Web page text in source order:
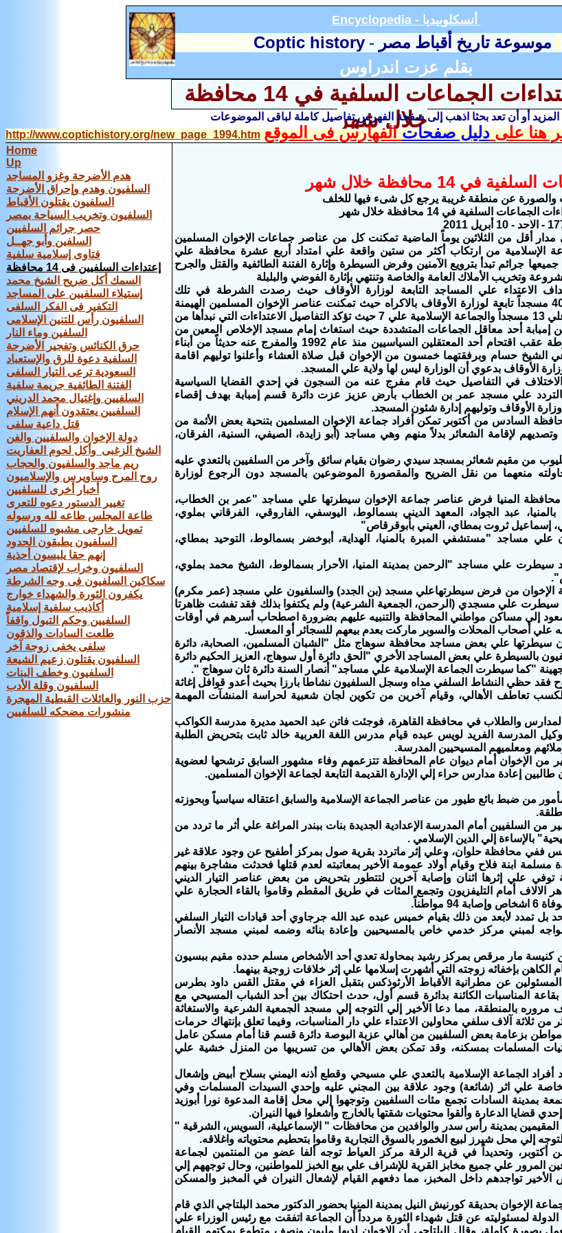
Encyclopedia - أنسكلوبيديا
موسوعة تاريخ أقباط مصر-
Coptic history
بقلم عزت اندراوس
اعتداءات الجماعات السلفية في 14 محافظة
خلال شهر
أو أن تعد بحثا اذهب إلى صفحة الفهرس تفاصيل كاملة لباقى الموضوعات
هنا علىدليل صفحاتالفهارس فى الموقع http://www.coptichistory.org/new_page_1994.htm
Home
Up
هدم الأضرحة وغزو المساجد
السلفيون وهدم وإحراق الأضرحة
السلفيون يقتلون الأقباط
السلفيون وتخريب السياحة بمصر
حصر جرائم السلفيين
السلفين وأبو جهــل
فتاوى إسلامية سلفية
إعتداءات السلفيين فى 14 محافظة
السمك أكل ضريح الشيخ محمد
إستيلاء السلفيين على المساجد
التكفير فى الفكر السلفى
السلفيون رأس للتنين الإسلامى
السلفين وماء النار
حرق الكنائس وتفجير الأضرحة
السلفية دعوة للرق والإستعباد
السعودية ترعى التيار السلفى
الفتنة الطائفية جريمة سلفية
السلفيين وإغتيال محمد الدريني
السلفيين يعتقدون أنهم الإسلام
قتل داعية سلفى
دولة الإخوان والسلفيين والفن
الشيخ الزغبى وأكل لحوم العفاريت
ريم ماجد والسلفيون والحجاب
روح المرح وساويرس والإسلاميون
أخبار أخرى للسلفيين
تغيير الدستور دعوه للتعرى
طاعة المجلس طاعه لله ورسوله
تمويل خارجى مشبوه للسلفيين
السلفيون يطبقون الحدود
إنهم حقا يلبسون أحذية
السلفيون وخراب لإقتصاد مصر
سكاكين السلفيون فى وجه الشرطة
يكفرون الثورة والشهداء خوارج
أكاذيب سلفية إسلامية
السلفيين وحكم التبول واقفاً
طلعت السادات والذقون
سلفى يخفى زوجة آخر
السلفيون يقتلون زعيم الشيعة
السلفيون وخطف البنات
السلفيون وقلة الأدب
حزب النور والعائلات القبطية المهجرة
منشورات مضحكه للسلفيين
في 14 محافظة خلال شهر
والصورة عن منطقة غريبة يرجع كل شىء فيها للخلف
السلفية في 14 محافظة خلال شهر
أقل من الثلاثين يوماً الماضية تمكنت كل من عناصر جماعات الإخوان المسلمين
الإسلامية من ارتكاب أكثر من ستين واقعة علي امتداد أربع عشرة محافظة علي
جرائم تبدأ بترويع الآمنين وفرض السيطرة وإثارة الفتنة الطائفية والقتل والجرح
وتخريب الأملاك العامة والخاصة وتنتهي بإثارة الفوضي والبلبلة
الاعتداء علي المساجد التابعة لوزارة الأوقاف حيث رصدت الشرطة في تلك
المحافظات التعدي علي 40 مسجداً تابعة لوزارة الأوقاف بالاكراه حيث تمكنت عناصر الإخوان المسلمين الهيمنة
علي 20 منها والسلفيون علي 13 مسجداً والجماعة الإسلامية علي 7 حيث تؤكد التفاصيل الاعتداءات التي نبدأها من
إمبابة أحد معاقل الجماعات المتشددة حيث استغاث إمام مسجد الإخلاص المعين من
قبل وزارة الأوقاف بالشرطة عقب اقتحام أحد المعتقلين السياسيين منذ عام 1992 والمفرج عنه حديثاً من أبناء
حسام وبرفقتهما خمسون من الإخوان قبل صلاة العشاء وأعلنوا توليهم اقامة
وزارة الأوقاف بدعوي أن الوزارة ليس لها ولاية علي المسجد.
في التفاصيل حيث قام مفرج عنه من السجون في إحدي القضايا السياسية
علي مسجد عمر بن الخطاب بأرض عزيز عزت دائرة قسم إمبابة بهدف إقصاء
الأوقاف وتوليهم إدارة شئون المسجد.
السادس من أكتوبر تمكن أفراد جماعة الإخوان المسلمين بتنحية بعض الأئمة من
لإقامة الشعائر بدلاً منهم وهي مساجد (أبو زايدة، الصيفي، السنية، الفرقان،
من مقيم شعائر بمسجد سيدي رضوان بقيام سائق وآخر من السلفيين بالتعدي عليه
منعهما من نقل الضريح والمقصورة الموضوعين بالمسجد دون الرجوع لوزارة
المنيا فرض عناصر جماعة الإخوان سيطرتها علي مساجد "عمر بن الخطاب،
عبد الجواد، المعهد الديني بسمالوط، اليوسفي، الفاروقي، الفرقاني بملوي،
إسماعيل ثروت بمطاي، العيني بأبوقرقاص"
مساجد "مستشفي المبرة بالمنيا، الهداية، أبوخضر بسمالوط، التوحيد بمطاي،
سيطرت علي مساجد "الرحمن بمدينة المنيا، الأحرار بسمالوط، الشيخ محمد بملوي،
الإخوان من فرض سيطرتهاعلي مسجد (بن الجدد) والسلفيون علي مسجد (عمر مكرم)
سيطرت علي مسجدي (الرحمن، الجمعية الشرعية) ولم يكتفوا بذلك فقد تفشت ظاهرتا
إلي مساكن مواطني المحافظة والتنبيه عليهم بضرورة اصطحاب أسرهم في أوقات
علي أصحاب المحلات والسوبر ماركت بعدم بيعهم للسجائر أو المعسل.
سيطرتها علي بعض مساجد محافظة سوهاج مثل "الشبان المسلمين، الصحابة، دائرة
بالسيطرة علي بعض المساجد الأخري "الحق دائرة أول سوهاج، العزيز الحكيم دائرة
"كما سيطرت الجماعة الإسلامية علي مساجد" أنصار السنة دائرة ثان سوهاج ".
حظي النشاط السلفي مداه وسجل السلفيون نشاطا بارزا بحيث أعدو قوافل إغاثة
لكسب تعاطف الأهالي، وقيام آخرين من تكوين لجان شعبية لحراسة المنشآت المهمة
والطلاب في محافظة القاهرة، فوجئت فاتن عبد الحميد مديرة مدرسة الكواكب
المدرسة الفريد لويس عبده قيام مدرس اللغة العربية خالد ثابت بتحريض الطلبة
ومعلميهم المسيحيين المدرسة.
من الإخوان أمام ديوان عام المحافظة تتزعمهم وفاء مشهور السابق ترشحها لعضوية
إعادة مدارس حراء إلي الإدارة القديمة التابعة لجماعة الإخوان المسلمين.
من ضبط بائع طيور من عناصر الجماعة الإسلامية والسابق اعتقاله سياسياً وبحوزته
السلفيين أمام المدرسة الإعدادية الجديدة بنات ببندر المراغة علي أثر ما تردد من
بالإساءة إلي الدين الإسلامي .
ففي محافظة حلوان، وعلي إثر ماتردد بقرية صول بمركز أطفيح عن وجود علاقة غير
ابنة فلاح وقيام أولاد عمومة الأخير بمعاتبته لعدم قتلها فحدثت مشاجرة بينهم
توفي علي إثرها اثنان وإصابة آخرين لتتطور بتحريض من بعض عناصر التيار الديني
الالاف أمام التليفزيون وتجمع المئات في طريق المقطم وقاموا بالقاء الحجارة علي
مواطناً.
بل تمدد لأبعد من ذلك بقيام خميس عبده عبد الله جرجاوي أحد قيادات التيار السلفي
لمبني مركز خدمي خاص بالمسيحيين وإعادة بنائه وضمه لمبني مسجد الأنصار
كنيسة مار مرقص بمركز رشيد بمحاولة تعدي أحد الأشخاص مسلم حدده مقيم ببسيون
الكاهن بإخفائه زوجته التي أشهرت إسلامها علي إثر خلافات زوجية بينهما.
عن مطرانية الأقباط الأرثوذكس بتقبل العزاء في مقتل القس داود بطرس
المناسبات الكائنة بدائرة قسم أول، حدث احتكاك بين أحد الشباب المسيحي مع
بالمنطقة، مما دعا الأخير إلي التوجه إلي مسجد الجمعية الشرعية والاستغاثة
من ثلاثة آلاف سلفي محاولين الاعتداء علي دار المناسبات، وفيما تعلق بإنتهاك حرمات
مواطن بزعامة بعض السلفيين من أهالي عزبة البوصة دائرة قسم قنا أمام مسكن عامل
المسلمات بمسكنه، وقد تمكن بعض الأهالي من تسريبها من المنزل خشية علي
أفراد الجماعة الإسلامية بالتعدي علي مسيحي وقطع أذنه اليمني بسلاح أبيض وإشعال
علي اثر (شائعة) وجود علاقة بين المجني عليه وإحدي السيدات المسلمات وفي
بمدينة السادات تجمع مئات السلفيين وتوجهوا إلي محل إقامة المدعوة نورا أبوزيد
قضايا الدعارة وألقوا محتويات شقتها بالخارج وأشعلوا فيها النيران.
المقيمين بمدينة رأس سدر والوافدين من محافظات " الإسماعيلية، السويس، الشرقية "
إلي محل شيرز لبيع الخمور بالسوق التجارية وقاموا بتحطيم محتوياته واغلاقه.
وتحديداً في قرية الرقة مركز العياط توجه ألفا عضو من المنتمين لجماعة
المرور علي جميع مخابز القرية للإشراف علي بيع الخبز للمواطنين، وحال توجههم إلي
تواجدهم داخل المخبز، مما دفعهم القيام لإشعال النيران في المخبز والمسكن
تجمع 500 من جماعة الإخوان بحديقة كورنيش النيل بمدينة المنيا بحضور الدكتور محمد البلتاجي الذي قام
لمسئوليته عن قتل شهداء الثورة مردداً أن الجماعة اتفقت مع رئيس الوزراء علي
بصورة كاملة، وقال البلتاجي أن الإخوان لديها مليون ونصف متطوع يمكتهم القيام